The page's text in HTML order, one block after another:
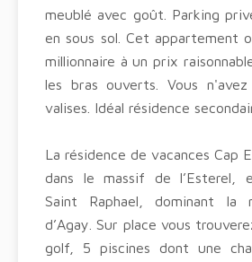
meublé avec goût. Parking
en sous sol. Cet appartement
millionnaire à un prix
les bras ouverts. Vous
valises. Idéal résidence
La résidence de vacances Cap
dans le massif de l’Esterel,
Saint Raphael, dominant la
d’Agay. Sur place vous
golf, 5 piscines dont une